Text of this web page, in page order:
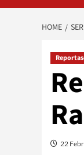
HOME
22